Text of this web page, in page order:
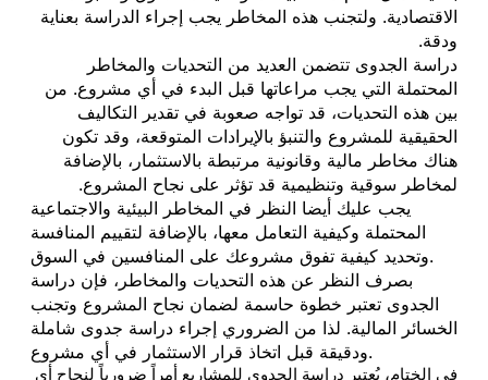
الاقتصادية. ولتجنب هذه المخاطر يجب إجراء الدراسة بعناية
ودقة.
دراسة الجدوى تتضمن العديد من التحديات والمخاطر
المحتملة التي يجب مراعاتها قبل البدء في أي مشروع. من
بين هذه التحديات، قد تواجه صعوبة في تقدير التكاليف
الحقيقية للمشروع والتنبؤ بالإيرادات المتوقعة، وقد تكون
هناك مخاطر مالية وقانونية مرتبطة بالاستثمار، بالإضافة
لمخاطر سوقية وتنظيمية قد تؤثر على نجاح المشروع.
يجب عليك أيضا النظر في المخاطر البيئية والاجتماعية
المحتملة وكيفية التعامل معها، بالإضافة لتقييم المنافسة
وتحديد كيفية تفوق مشروعك على المنافسين في السوق.
بصرف النظر عن هذه التحديات والمخاطر، فإن دراسة
الجدوى تعتبر خطوة حاسمة لضمان نجاح المشروع وتجنب
الخسائر المالية. لذا من الضروري إجراء دراسة جدوى شاملة
ودقيقة قبل اتخاذ قرار الاستثمار في أي مشروع.
في الختام، يُعتبر دراسة الجدوى للمشاريع أمراً ضرورياً لنجاح أي